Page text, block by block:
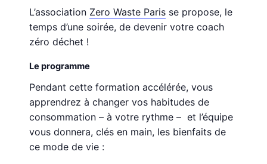
L’association Zero Waste Paris se propose, le
temps d’une soirée, de devenir votre coach
zéro déchet !
Le programme
Pendant cette formation accélérée, vous
apprendrez à changer vos habitudes de
consommation – à votre rythme – et l’équipe
vous donnera, clés en main, les bienfaits de
ce mode de vie :